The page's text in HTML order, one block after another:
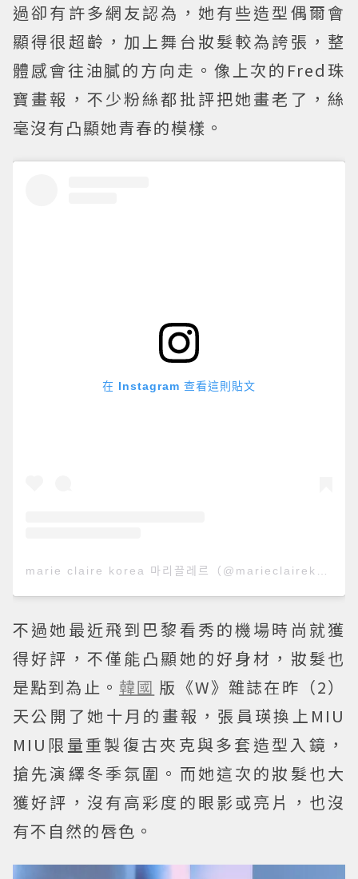
過卻有許多網友認為，她有些造型偶爾會
顯得很超齡，加上舞台妝髮較為誇張，整
體感會往油膩的方向走。像上次的Fred珠
寶畫報，不少粉絲都批評把她畫老了，絲
毫沒有凸顯她青春的模樣。
在 Instagram 查看這則貼文
不過她最近飛到巴黎看秀的機場時尚就獲
得好評，不僅能凸顯她的好身材，妝髮也
是點到為止。 韓國 版《W》雜誌在昨（2）
天公開了她十月的畫報，張員瑛換上MIU
MIU限量重製復古夾克與多套造型入鏡，
搶先演繹冬季氛圍。而她這次的妝髮也大
獲好評，沒有高彩度的眼影或亮片，也沒
有不自然的唇色。